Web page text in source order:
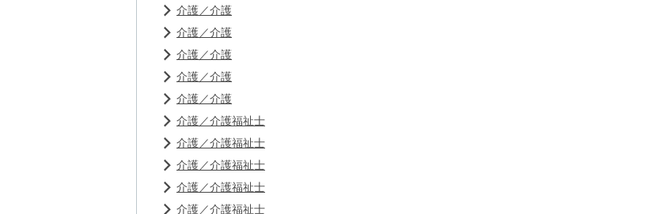
介護／介護
介護／介護
介護／介護
介護／介護
介護／介護
介護／介護福祉士
介護／介護福祉士
介護／介護福祉士
介護／介護福祉士
介護／介護福祉士